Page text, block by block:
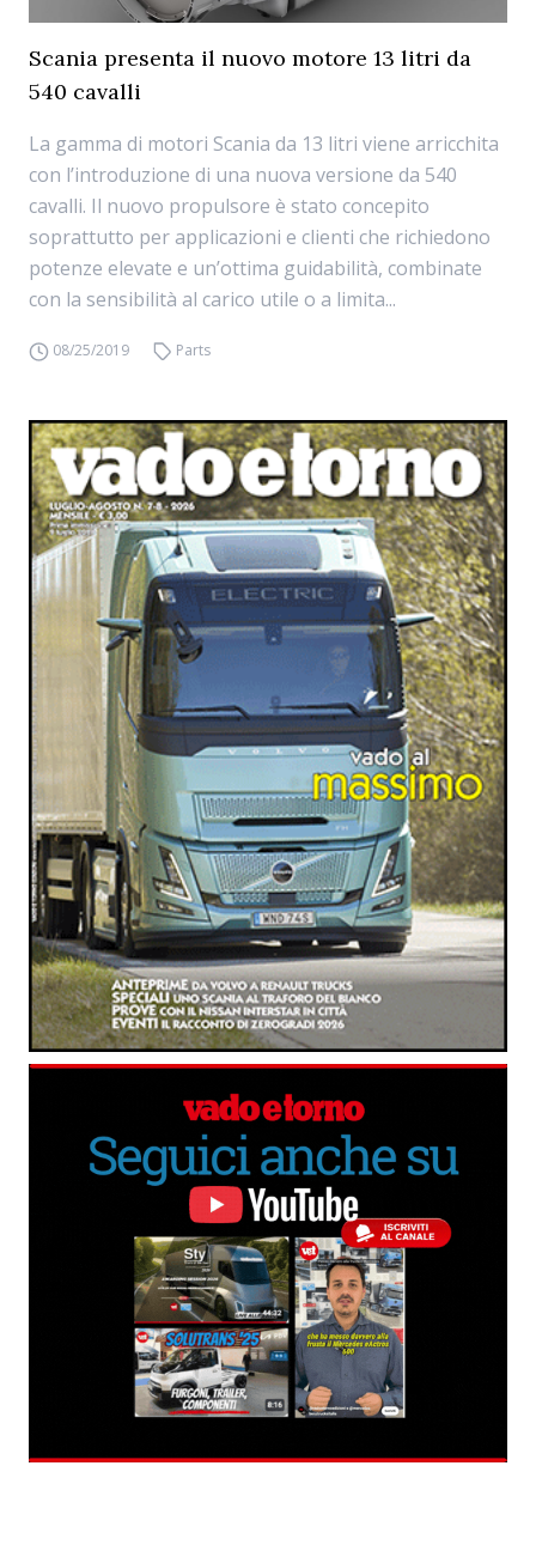
Scania presenta il nuovo motore 13 litri da
540 cavalli
La gamma di motori Scania da 13 litri viene arricchita
con l’introduzione di una nuova versione da 540
cavalli. Il nuovo propulsore è stato concepito
soprattutto per applicazioni e clienti che richiedono
potenze elevate e un’ottima guidabilità, combinate
con la sensibilità al carico utile o a limita...
08/25/2019 Parts